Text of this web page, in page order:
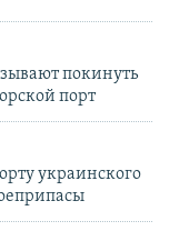
покинуть
порт
украинского